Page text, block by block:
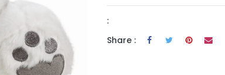
:
Share :